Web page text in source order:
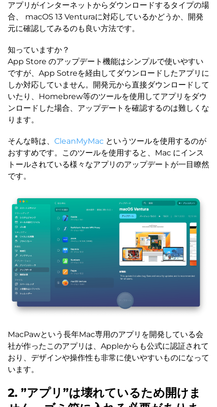
アプリがインターネットからダウンロードするタイプの場
合、 macOS 13 Venturaに対応しているかどうか、開発
元に確認してみるのも良い方法です。
知っていますか？
App Store のアップデート機能はシンプルで使いやすい
ですが、App Sotreを経由してダウンロードしたアプリに
しか対応していません。開発元から直接ダウンロードして
いたり、Homebrew等のツールを使用してアプリをダウ
ンロードした場合、アップデートを確認するのは難しくな
ります。
そんな時は、 CleanMyMac というツールを使用するのが
おすすめです。このツールを使用すると、Mac にインス
トールされている様々なアプリのアップデートが一目瞭然
です。
MacPawという長年Mac専用のアプリを開発している会
社が作ったこのアプリは、Appleからも公式に認証されて
おり、デザインや操作性も非常に使いやすいものになって
います。
2. ”アプリ”は壊れているため開けま